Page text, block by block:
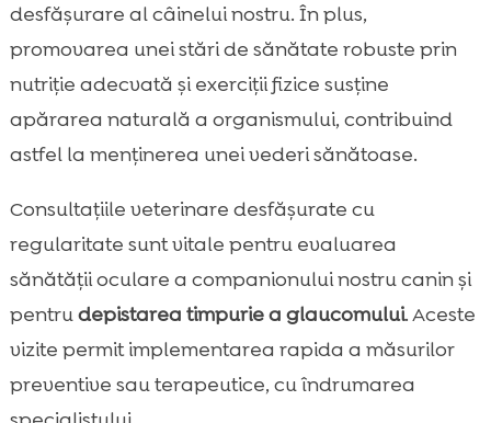
desfășurare al câinelui nostru. În plus,
promovarea unei stări de sănătate robuste prin
nutriție adecvată și exerciții fizice susține
apărarea naturală a organismului, contribuind
astfel la menținerea unei vederi sănătoase.
Consultațiile veterinare desfășurate cu
regularitate sunt vitale pentru evaluarea
sănătății oculare a companionului nostru canin și
pentrudepistarea timpurie a glaucomului. Aceste
vizite permit implementarea rapida a măsurilor
preventive sau terapeutice, cu îndrumarea